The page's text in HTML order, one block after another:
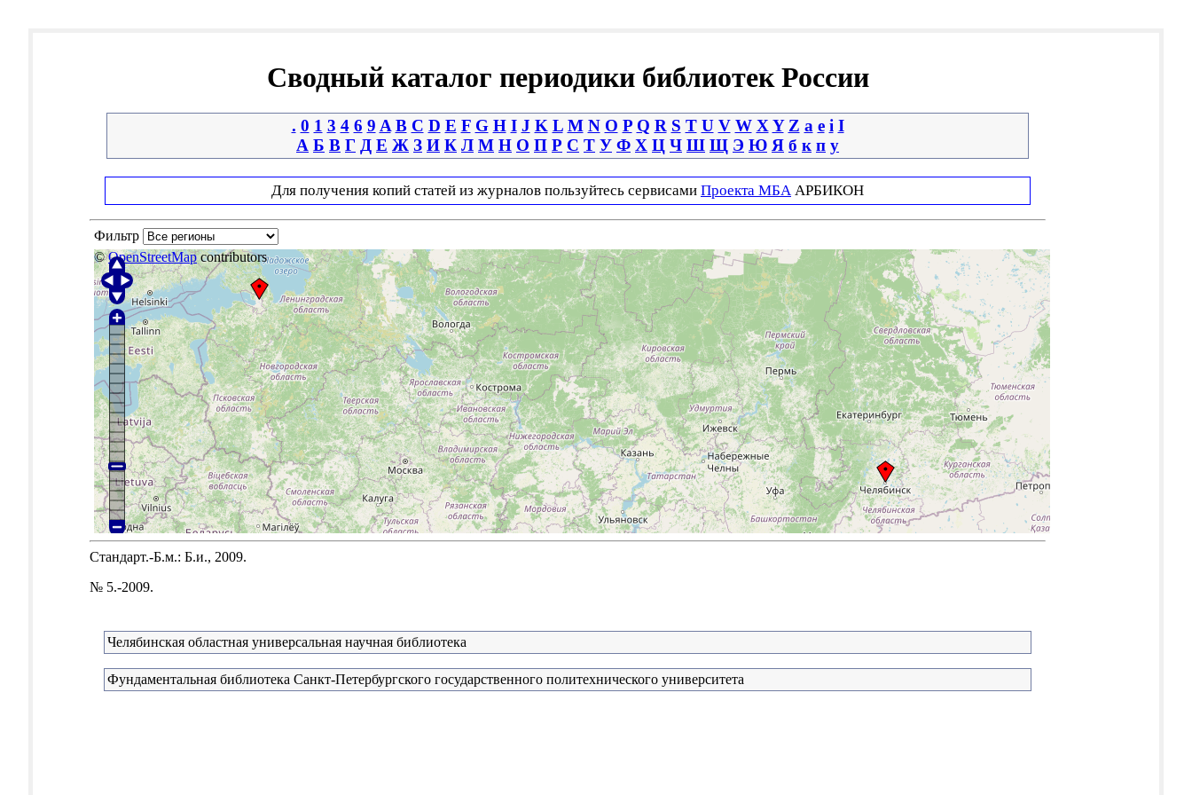
Сводный каталог периодики библиотек России
. 0 1 3 4 6 9 A B C D E F G H I J K L M N O P Q R S T U V W X Y Z a e i І
А Б В Г Д Е Ж З И К Л М Н О П Р С Т У Ф Х Ц Ч Ш Щ Э Ю Я б к п у
Для получения копий статей из журналов пользуйтесь сервисами Проекта МБА АРБИКОН
Фильтр
©OpenStreetMapcontributors
Стандарт.-Б.м.: Б.и., 2009.
№ 5.-2009.
Челябинская областная универсальная научная библиотека
Фундаментальная библиотека Санкт-Петербургского государственного политехнического университета